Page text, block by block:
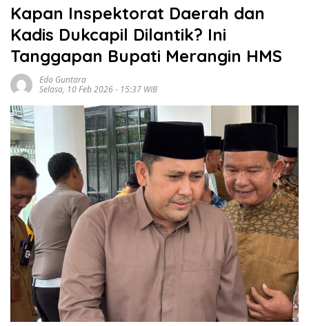
Kapan Inspektorat Daerah dan
Kadis Dukcapil Dilantik? Ini
Tanggapan Bupati Merangin HMS
Edo Guntara
Selasa, 10 Feb 2026 - 15:37 WIB